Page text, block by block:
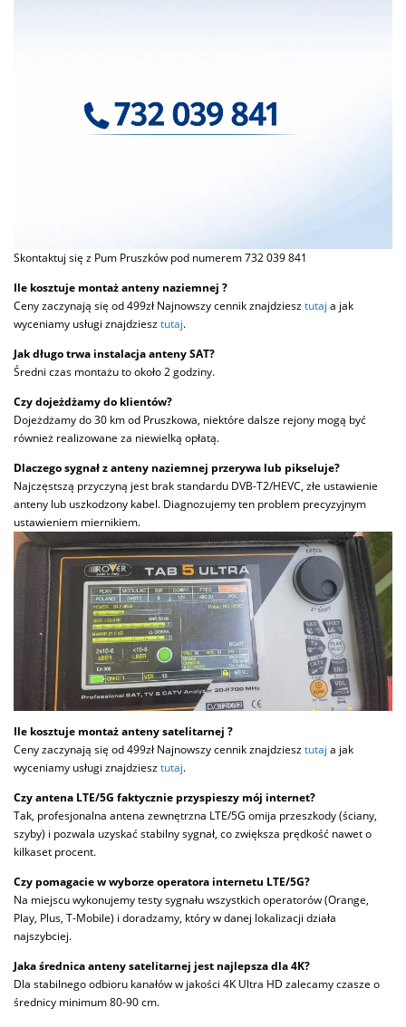
Skontaktuj się z Pum Pruszków pod numerem 732 039 841
Ile kosztuje montaż anteny naziemnej ?
Ceny zaczynają się od 499zł Najnowszy cennik znajdziesztutaj a jak
wyceniamy usługi znajdziesztutaj.
Jak długo trwa instalacja anteny SAT?
Średni czas montażu to około 2 godziny.
Czy dojeżdżamy do klientów?
Dojeżdżamy do 30 km od Pruszkowa, niektóre dalsze rejony mogą być
również realizowane za niewielką opłatą.
Dlaczego sygnał z anteny naziemnej przerywa lub pikseluje?
Najczęstszą przyczyną jest brak standardu DVB-T2/HEVC, złe ustawienie
anteny lub uszkodzony kabel. Diagnozujemy ten problem precyzyjnym
ustawieniem miernikiem.
Ile kosztuje montaż anteny satelitarnej ?
Ceny zaczynają się od 499zł Najnowszy cennik znajdziesztutaj a jak
wyceniamy usługi znajdziesztutaj.
Czy antena LTE/5G faktycznie przyspieszy mój internet?
Tak, profesjonalna antena zewnętrzna LTE/5G omija przeszkody (ściany,
szyby) i pozwala uzyskać stabilny sygnał, co zwiększa prędkość nawet o
kilkaset procent.
Czy pomagacie w wyborze operatora internetu LTE/5G?
Na miejscu wykonujemy testy sygnału wszystkich operatorów (Orange,
Play, Plus, T-Mobile) i doradzamy, który w danej lokalizacji działa
najszybciej.
Jaka średnica anteny satelitarnej jest najlepsza dla 4K?
Dla stabilnego odbioru kanałów w jakości 4K Ultra HD zalecamy czasze o
średnicy minimum 80-90 cm.